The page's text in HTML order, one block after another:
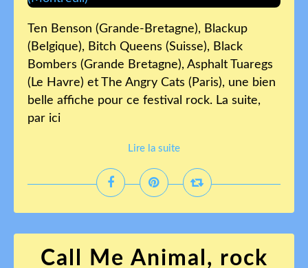
Ten Benson (Grande-Bretagne), Blackup
(Belgique), Bitch Queens (Suisse), Black
Bombers (Grande Bretagne), Asphalt Tuaregs
(Le Havre) et The Angry Cats (Paris), une bien
belle affiche pour ce festival rock. La suite,
par ici
Lire la suite
Call Me Animal, rock